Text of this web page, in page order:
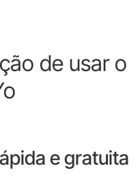
de usar o
e gratuita